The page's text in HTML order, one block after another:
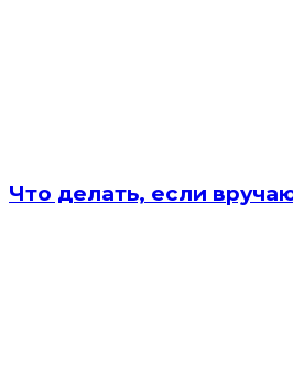
Что делать, если